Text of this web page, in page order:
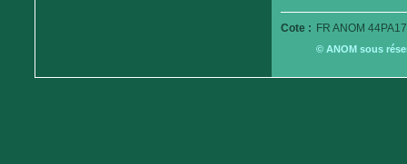
Cote : FR ANOM
© ANOM sous